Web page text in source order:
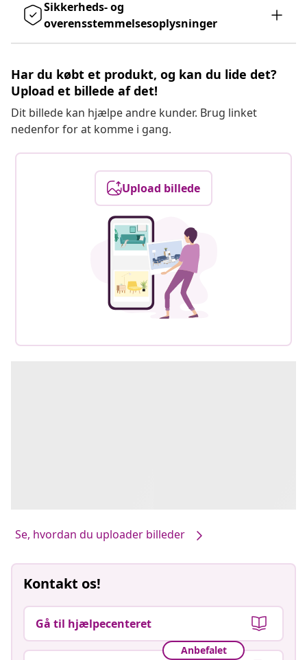
Sikkerheds- og
overensstemmelsesoplysninger
Har du købt et produkt, og kan du lide det?
Upload et billede af det!
Dit billede kan hjælpe andre kunder. Brug linket
nedenfor for at komme i gang.
Upload billede
Se, hvordan du uploader billeder
Kontakt os!
Gå til hjælpecenteret
Anbefalet